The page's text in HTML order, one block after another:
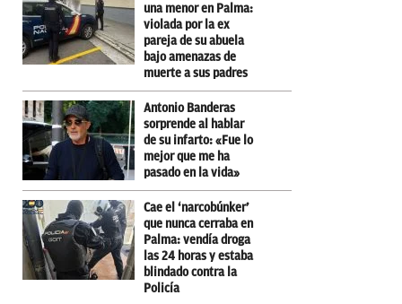
una menor en Palma:
violada por la ex
pareja de su abuela
bajo amenazas de
muerte a sus padres
Antonio Banderas
sorprende al hablar
de su infarto: «Fue lo
mejor que me ha
pasado en la vida»
Cae el ‘narcobúnker’
que nunca cerraba en
Palma: vendía droga
las 24 horas y estaba
blindado contra la
Policía